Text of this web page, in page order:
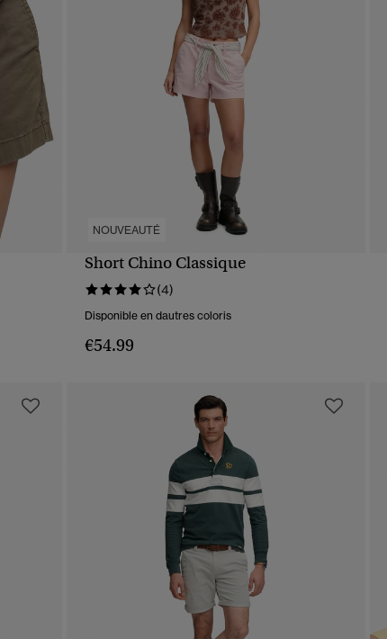
NOUVEAUTÉ
APERÇU RAPIDE
Short Chino Classique
(4)
Disponible en dautres coloris
€54.99